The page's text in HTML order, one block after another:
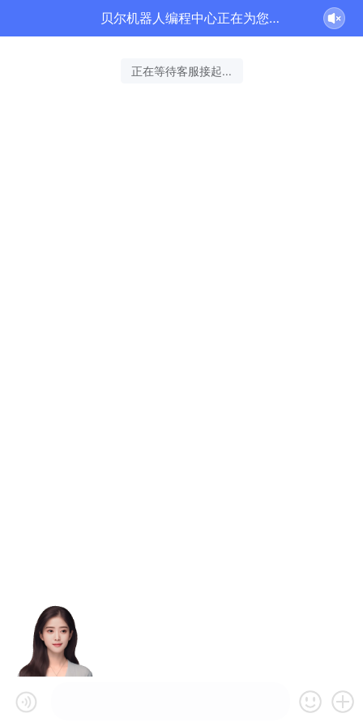
贝尔机器人编程中心正在为您服务
正在等待客服接起...